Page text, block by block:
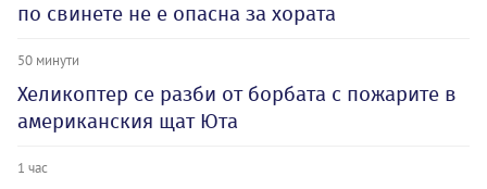
по свинете не е опасна за хората
50 минути
Хеликоптер се разби от борбата с пожарите в
американския щат Юта
1 час